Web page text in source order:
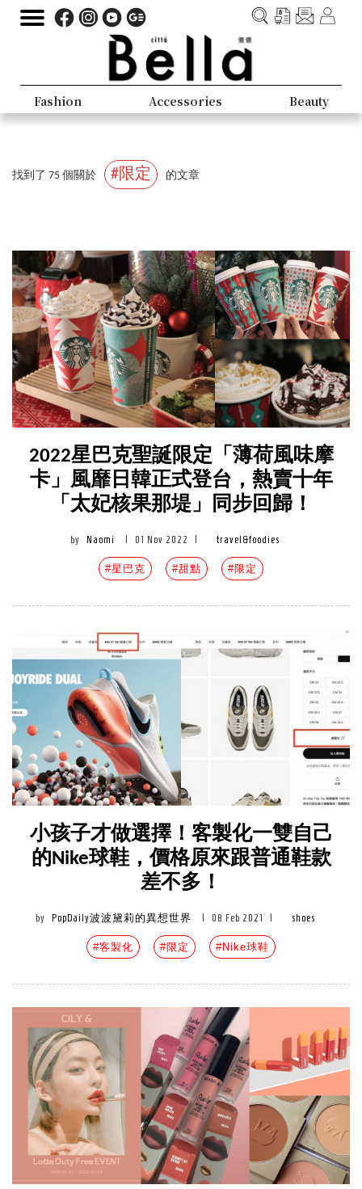
Fashion Accessories Beauty
找到了 75 個關於 #限定 的文章
2022星巴克聖誕限定「薄荷風味摩
卡」風靡日韓正式登台，熱賣十年
「太妃核果那堤」同步回歸！
by Naomi 01 Nov 2022 travel&foodies
#星巴克 #甜點 #限定
小孩子才做選擇！客製化一雙自己
的Nike球鞋，價格原來跟普通鞋款
差不多！
by PopDaily波波黛莉的異想世界 08 Feb 2021 shoes
#客製化 #限定 #Nike球鞋